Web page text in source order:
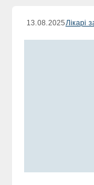
13.08.2025 Лікарі